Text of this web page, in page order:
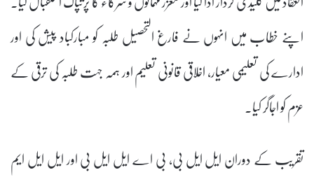
اپنے خطاب میں انہوں نے فارغ التحصیل طلبہ کو مبارکباد پیش کی اور
ادارے کی تعلیمی معیار، اخلاقی قانونی تعلیم اور ہمہ جہت طلبہ کی ترقی کے
عزم کو اجاگر کیا۔
تقریب کے دوران ایل ایل بی، بی اے ایل ایل بی اور ایل ایل ایم